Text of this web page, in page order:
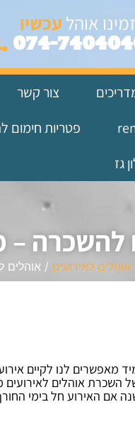
אוהל עכשיו
074-
צור קשר
פטריות חימום
גז
להשכרה –
לאירועים / אוהלים
מאפשרים לנו לקיים
השכרת אוהלים
אם האירוע חל בימי